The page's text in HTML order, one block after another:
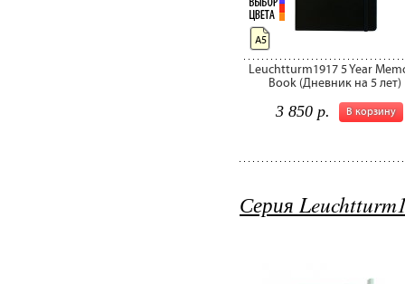
Leuchtturm1917 5 Year
Book (Дневник на 5 лет)
В корзину
3 850 р.
А5
Серия